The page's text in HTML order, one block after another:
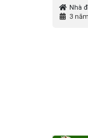
Nhà
3